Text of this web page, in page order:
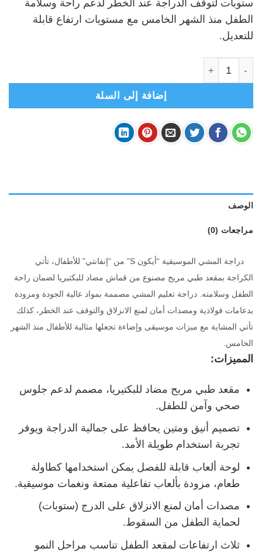
ستوبات لتوقف الدراجة عند الخطر لدعم راحة وسلامة
الطفل منذ الشهر الخامس مع مستويات ارتفاع قابلة
للتعديل.
إضافة إلى السلة
الوصف
مراجعات (0)
دراجة المشي الموسيقية “أيكون S” من “إنفانتي” للأطفال، تأتي
الكراجة بمقعد طبي مريح مصنوع من قماش مضاد للبكتيريا لضمان راحة
الطفل وسلامته. دراجة تعليم المشي مصممة بمواد عالية الجودة ومزودة
بدعامات فولاذية ومصدات أمان لمنع الانزلاق والتوقف عند الخطر، كذلك
تأتي المشاية مع ميزات موسيقى وإضاءة تجعلها مثالية للأطفال منذ الشهر
الخامس.
المميزات:
مقعد طبي مريح مضاد للبكتيريا، مصمم لدعم جلوس
صحي وآمن للطفل.
تصميم أنيق ومتين يحافظ على جمالية الدراجة ويوفر
تجربة استخدام طويلة الأمد.
لوحة ألعاب قابلة للفصل يمكن استخدامها كطاولة
طعام، مزودة بألعاب تفاعلية ممتعة ونغمات موسيقية.
مصدات أمان لمنع الانزلاق على الدرج (ستوبات)
لحماية الطفل من السقوط.
ثلاث ارتفاعات لمقعد الطفل تناسب مراحل النمو